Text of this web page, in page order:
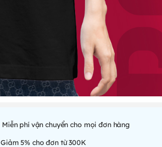
Miễn phí vận chuyển cho mọi đơn hàng
Giảm 5% cho đơn từ 300K